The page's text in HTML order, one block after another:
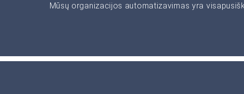
Mūsų organizacijos automatizavimas yra